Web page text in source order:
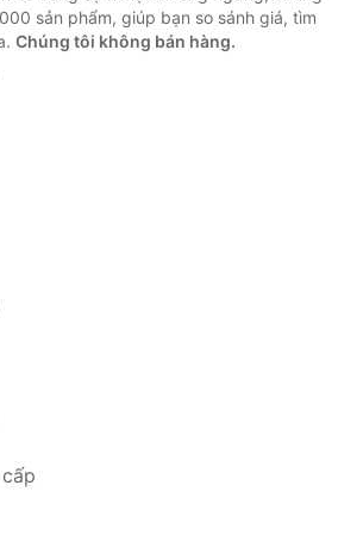
sản phẩm, giúp bạn so sánh giá, tìm
Chúng tôi không bán hàng.